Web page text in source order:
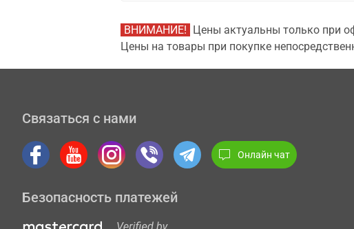
ВНИМАНИЕ! Цены актуальны только при
Цены на товары при покупке
Связаться с нами
Онлайн чат
Безопасность платежей